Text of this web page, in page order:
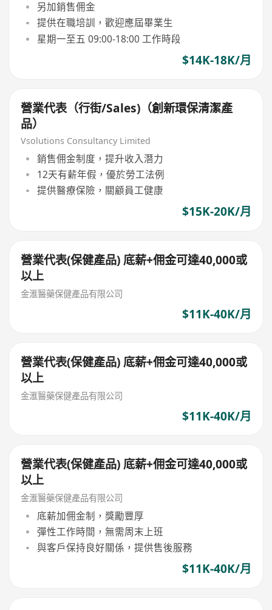
另加銷售佣金
提供在職培訓，歡迎應屆畢業生
星期一至五 09:00-18:00 工作時段
$14K-18K/月
營業代表（行街/Sales)（創新環保清潔產
品）
Vsolutions Consultancy Limited
銷售佣金制度，提升收入潛力
12天有薪年假，優於勞工法例
提供醫療保險，關顧員工健康
$15K-20K/月
營業代表(保健產品) 底薪+佣金可達40,000或
以上
金滙醫藥保健產品有限公司
$11K-40K/月
營業代表(保健產品) 底薪+佣金可達40,000或
以上
金滙醫藥保健產品有限公司
$11K-40K/月
營業代表(保健產品) 底薪+佣金可達40,000或
以上
金滙醫藥保健產品有限公司
底薪加佣金制，獎勵豐厚
彈性工作時間，無需周末上班
與客戶保持良好關係，提供售後服務
$11K-40K/月